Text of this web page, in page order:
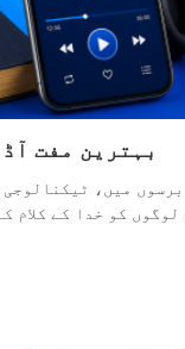
بہترین مفت
میں، ٹیکنالوجی
لوگوں کو خدا کے کلام